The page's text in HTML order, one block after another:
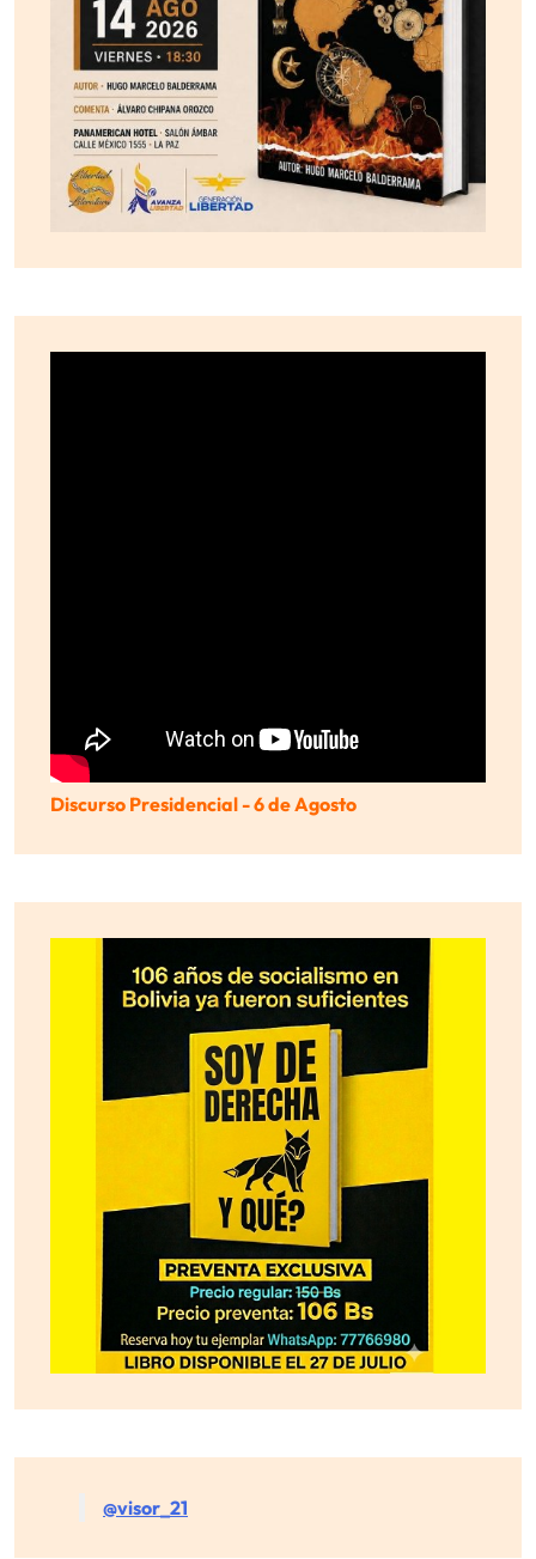
Discurso Presidencial - 6 de Agosto
@visor_21